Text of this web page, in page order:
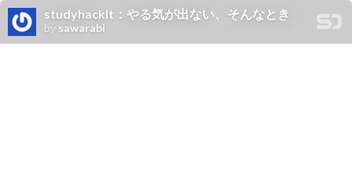
studyhacklt：やる気が出ない、そんなとき
by sawarabi